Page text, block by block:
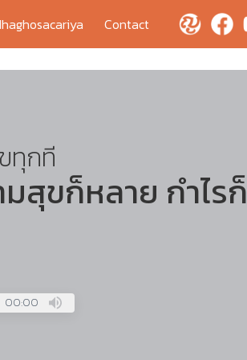
Contact
ทุกที
มสุขก็หลาย กำไรก็
00:00